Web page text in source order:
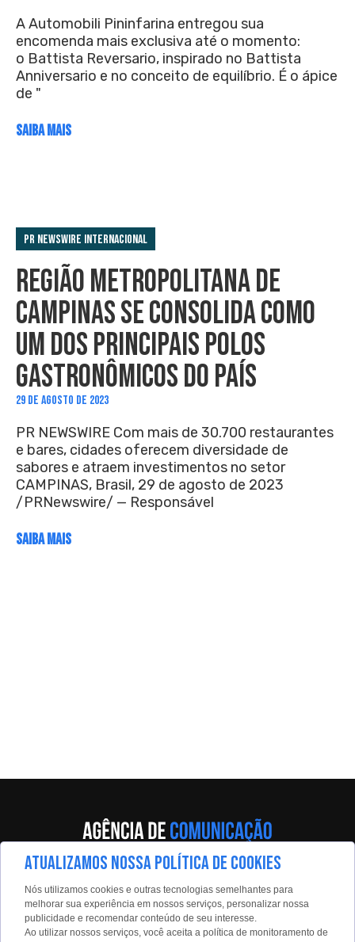
A Automobili Pininfarina entregou sua
encomenda mais exclusiva até o momento:
o Battista Reversario, inspirado no Battista
Anniversario e no conceito de equilíbrio. É o ápice
de "
SAIBA MAIS
PR Newswire Internacional
REGIÃO METROPOLITANA DE
CAMPINAS SE CONSOLIDA COMO
UM DOS PRINCIPAIS POLOS
GASTRONÔMICOS DO PAÍS
29 DE AGOSTO DE 2023
PR NEWSWIRE Com mais de 30.700 restaurantes
e bares, cidades oferecem diversidade de
sabores e atraem investimentos no setor
CAMPINAS, Brasil, 29 de agosto de 2023
/PRNewswire/ — Responsável
SAIBA MAIS
Av. Eng. Caetano Álvares, 55 - 5º andar
Limão, São Paulo, 02598-900
Contato:
ATUALIZAMOS NOSSA POLÍTICA DE COOKIES
Nós utilizamos cookies e outras tecnologias semelhantes para
melhorar sua experiência em nossos serviços, personalizar nossa
publicidade e recomendar conteúdo de seu interesse.
Ao utilizar nossos serviços, você aceita a política de monitoramento de